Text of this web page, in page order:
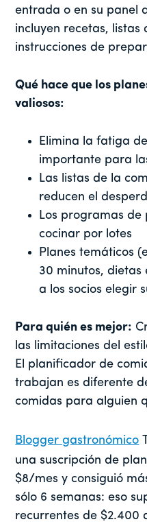
entrada o en su panel
incluyen recetas, listas
instrucciones de
Qué hace que los
valiosos:
Elimina la fatiga
importante para
Las listas de la
reducen el
Los programas
cocinar por lotes
Planes temáticos
30 minutos, dietas
a los socios elegir
Para quién es mejor:
las limitaciones del
El planificador de
trabajan es diferente
comidas para alguien
Blogger gastronómico
una suscripción de
$8/mes y consiguió
sólo 6 semanas: eso
recurrentes de $2.400